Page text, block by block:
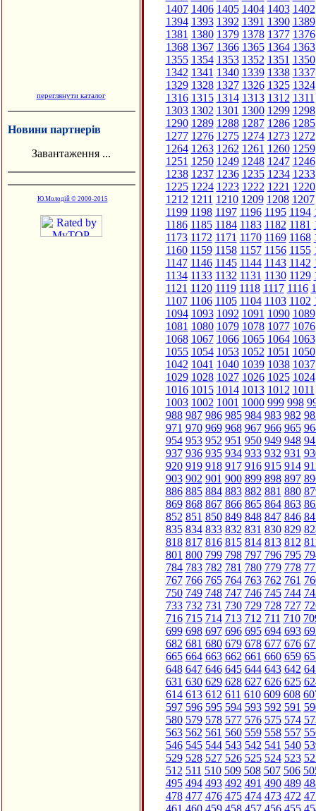
переглянути каталог
Новини партнерів
Завантаження ...
Ю.Молодій © 2000-2015
1407 1406 1405 1404 1403 1402
1394 1393 1392 1391 1390 1389
1381 1380 1379 1378 1377 1376
1368 1367 1366 1365 1364 1363
1355 1354 1353 1352 1351 1350
1342 1341 1340 1339 1338 1337
1329 1328 1327 1326 1325 1324
1316 1315 1314 1313 1312 1311
1303 1302 1301 1300 1299 1298
1290 1289 1288 1287 1286 1285
1277 1276 1275 1274 1273 1272
1264 1263 1262 1261 1260 1259
1251 1250 1249 1248 1247 1246
1238 1237 1236 1235 1234 1233
1225 1224 1223 1222 1221 1220
1212 1211 1210 1209 1208 1207
1199 1198 1197 1196 1195 1194
1186 1185 1184 1183 1182 1181
1173 1172 1171 1170 1169 1168
1160 1159 1158 1157 1156 1155
1147 1146 1145 1144 1143 1142
1134 1133 1132 1131 1130 1129
1121 1120 1119 1118 1117 1116
1107 1106 1105 1104 1103 1102
1094 1093 1092 1091 1090 1089
1081 1080 1079 1078 1077 1076
1068 1067 1066 1065 1064 1063
1055 1054 1053 1052 1051 1050
1042 1041 1040 1039 1038 1037
1029 1028 1027 1026 1025 1024
1016 1015 1014 1013 1012 1011
1003 1002 1001 1000 999 998
988 987 986 985 984 983 982
971 970 969 968 967 966 965
954 953 952 951 950 949 948
937 936 935 934 933 932 931
920 919 918 917 916 915 914
903 902 901 900 899 898 897
886 885 884 883 882 881 880
869 868 867 866 865 864 863
852 851 850 849 848 847 846
835 834 833 832 831 830 829
818 817 816 815 814 813 812
801 800 799 798 797 796 795
784 783 782 781 780 779 778
767 766 765 764 763 762 761
750 749 748 747 746 745 744
733 732 731 730 729 728 727
716 715 714 713 712 711 710
699 698 697 696 695 694 693
682 681 680 679 678 677 676
665 664 663 662 661 660 659
648 647 646 645 644 643 642
631 630 629 628 627 626 625
614 613 612 611 610 609 608
597 596 595 594 593 592 591
580 579 578 577 576 575 574
563 562 561 560 559 558 557
546 545 544 543 542 541 540
529 528 527 526 525 524 523
512 511 510 509 508 507 506
495 494 493 492 491 490 489
478 477 476 475 474 473 472
461 460 459 458 457 456 455